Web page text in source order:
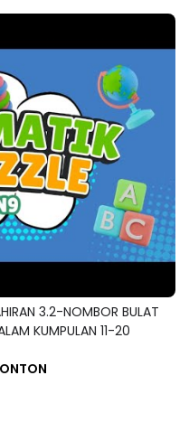
3.2-NOMBOR BULAT
KUMPULAN 11-20